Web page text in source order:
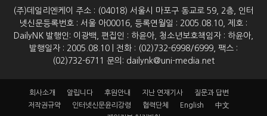
(주)데일리엔케이 주소 : (04018) 서울시 마포구 동교로 59, 2층, 인터
넷신문등록번호 : 서울 아00016, 등록연월일 : 2005.08.10, 제호 :
DailyNK 발행인: 이광백, 편집인 : 하윤아, 청소년보호책임자 : 하윤아,
발행일자 : 2005.08.10 | 전화 : (02)732-6998/6999, 팩스 :
(02)732-6711 문의: dailynk@uni-media.net
회사소개 알립니다 후원안내 지난 연재기사
질문과 답변
저작권규약
인터넷신문윤리강령 협력단체 English
中文